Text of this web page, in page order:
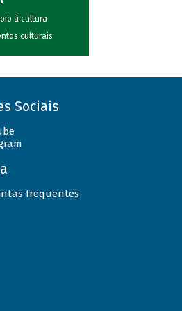
à cultura
culturais
Sociais
frequentes